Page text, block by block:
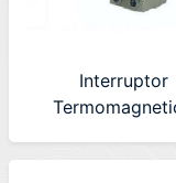
Interruptor